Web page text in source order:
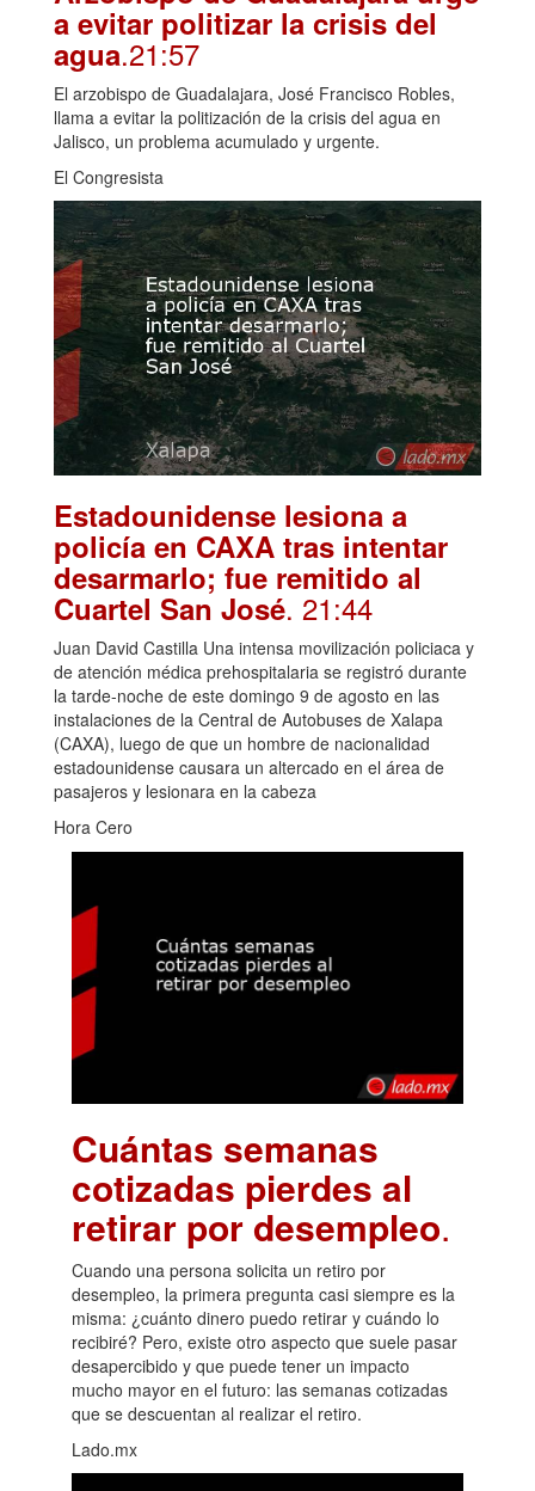
a evitar politizar la crisis del
agua.21:57
El arzobispo de Guadalajara, José Francisco Robles,
llama a evitar la politización de la crisis del agua en
Jalisco, un problema acumulado y urgente.
El Congresista
Estadounidense lesiona a
policía en CAXA tras intentar
desarmarlo; fue remitido al
Cuartel San José. 21:44
Juan David Castilla Una intensa movilización policiaca y
de atención médica prehospitalaria se registró durante
la tarde-noche de este domingo 9 de agosto en las
instalaciones de la Central de Autobuses de Xalapa
(CAXA), luego de que un hombre de nacionalidad
estadounidense causara un altercado en el área de
pasajeros y lesionara en la cabeza
Hora Cero
Cuántas semanas
cotizadas pierdes al
retirar por desempleo.
Cuando una persona solicita un retiro por
desempleo, la primera pregunta casi siempre es la
misma: ¿cuánto dinero puedo retirar y cuándo lo
recibiré? Pero, existe otro aspecto que suele pasar
desapercibido y que puede tener un impacto
mucho mayor en el futuro: las semanas cotizadas
que se descuentan al realizar el retiro.
Lado.mx